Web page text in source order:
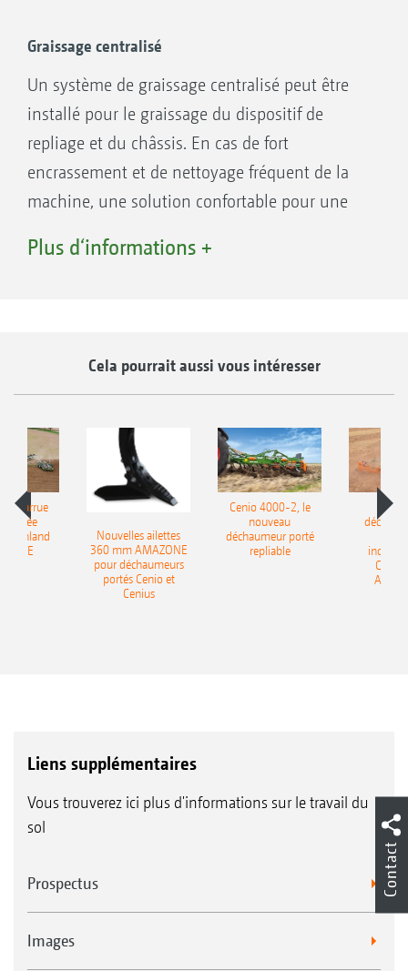
Commande machine confortable possible
via ISOBUS (Green Drill 501) pour permettre
un traitement des cartes de modulation
spécifique à la surface parcellaire
Commande aisée de la machine via
l'ordinateur de commande 5.2 pour le
Graissage centralisé
Un système de graissage centralisé peut être
installé pour le graissage du dispositif de
repliage et du châssis. En cas de fort
encrassement et de nettoyage fréquent de la
machine, une solution confortable pour une
Plus d‘informations +
Cela pourrait aussi vous intéresser
charrue
portée
Onland
Nouvelles ailettes
360 mm AMAZONE
pour déchaumeurs
portés Cenio et
Cenius
Cenio 4000-2, le
nouveau
déchaumeur porté
repliable
Liens supplémentaires
Vous trouverez ici plus d'informations sur le travail du
sol
Prospectus
Images
Contact